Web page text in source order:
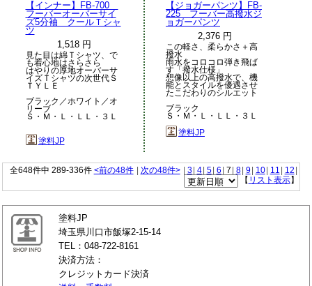
【インナー】FB-700
フーバーオーバーサイ
ズ5分袖 クールＴシャ
ツ
1,518 円
見た目は綿Ｔシャツ、で
も着心地はさらさら
はやりの厚地オーバーサ
イズＴシャツの次世代Ｓ
ＴＹＬＥ
ブラック／ホワイト／オ
リーブ
Ｓ・Ｍ・Ｌ・ＬＬ・３Ｌ
塗料JP
【ジョガーパンツ】FB-
225 フーバー高撥水ジ
ョガーパンツ
2,376 円
この軽さ、柔らかさ＋高
撥水
雨水をコロコロ弾き飛ば
す「撥水仕様」
想像以上の高撥水で、機
能とスタイルを優遇させ
たこだわりのシルエット
ブラック
Ｓ・Ｍ・Ｌ・ＬＬ・３Ｌ
塗料JP
全648件中 289-336件 <前の48件 次の48件> 3 4 5 6 7 8 9 10 11 12
【 リスト表示】
塗料JP
埼玉県川口市飯塚2-15-14
TEL：048-722-8161
決済方法：
クレジットカード決済